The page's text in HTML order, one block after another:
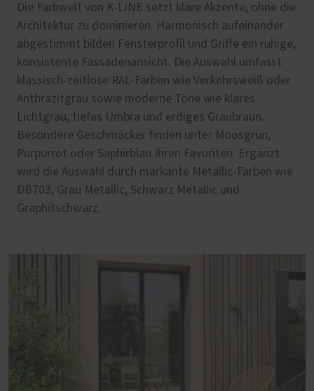
Die Farbwelt von K-LINE setzt klare Akzente, ohne die
Architektur zu dominieren. Harmonisch aufeinander
abgestimmt bilden Fensterprofil und Griffe ein ruhige,
konsistente Fassadenansicht. Die Auswahl umfasst
klassisch-zeitlose RAL-Farben wie Verkehrsweiß oder
Anthrazitgrau sowie moderne Töne wie klares
Lichtgrau, tiefes Umbra und erdiges Graubraun.
Besondere Geschmäcker finden unter Moosgrün,
Purpurrot oder Saphirblau Ihren Favoriten. Ergänzt
wird die Auswahl durch markante Metallic-Farben wie
DB703, Grau Metallic, Schwarz Metallic und
Graphitschwarz.